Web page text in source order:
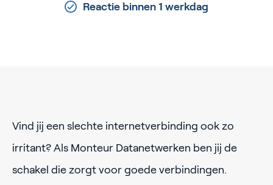
Reactie binnen 1 werkdag
Vind jij een slechte internetverbinding ook zo
irritant? Als Monteur Datanetwerken ben jij de
schakel die zorgt voor goede verbindingen.